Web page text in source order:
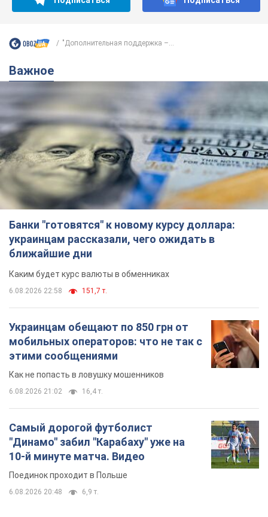
"Дополнительная поддержка –...
Важное
Банки "готовятся" к новому курсу доллара:
украинцам рассказали, чего ожидать в
ближайшие дни
Каким будет курс валюты в обменниках
6.08.2026 22:58 151,7 т.
Украинцам обещают по 850 грн от
мобильных операторов: что не так с
этими сообщениями
Как не попасть в ловушку мошенников
6.08.2026 21:02 16,4 т.
Самый дорогой футболист
"Динамо" забил "Карабаху" уже на
10-й минуте матча. Видео
Поединок проходит в Польше
6.08.2026 20:48 6,9 т.